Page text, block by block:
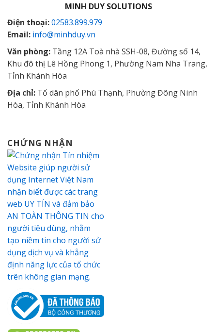
MINH DUY SOLUTIONS
Điện thoại:02583.899.979
Email: info@minhduy.vn
Văn phòng: Tầng 12A Toà nhà SSH-08, Đường số 14,
Khu đô thị Lê Hồng Phong 1, Phường Nam Nha Trang,
Tỉnh Khánh Hòa
Địa chỉ: Tổ dân phố Phú Thạnh, Phường Đông Ninh
Hòa, Tỉnh Khánh Hòa
CHỨNG NHẬN